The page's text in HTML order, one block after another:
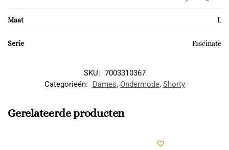
Maat L
Serie Fascinate
SKU: 7003310367
Categorieën:
Dames, Ondermode, Shorty
Gerelateerde producten